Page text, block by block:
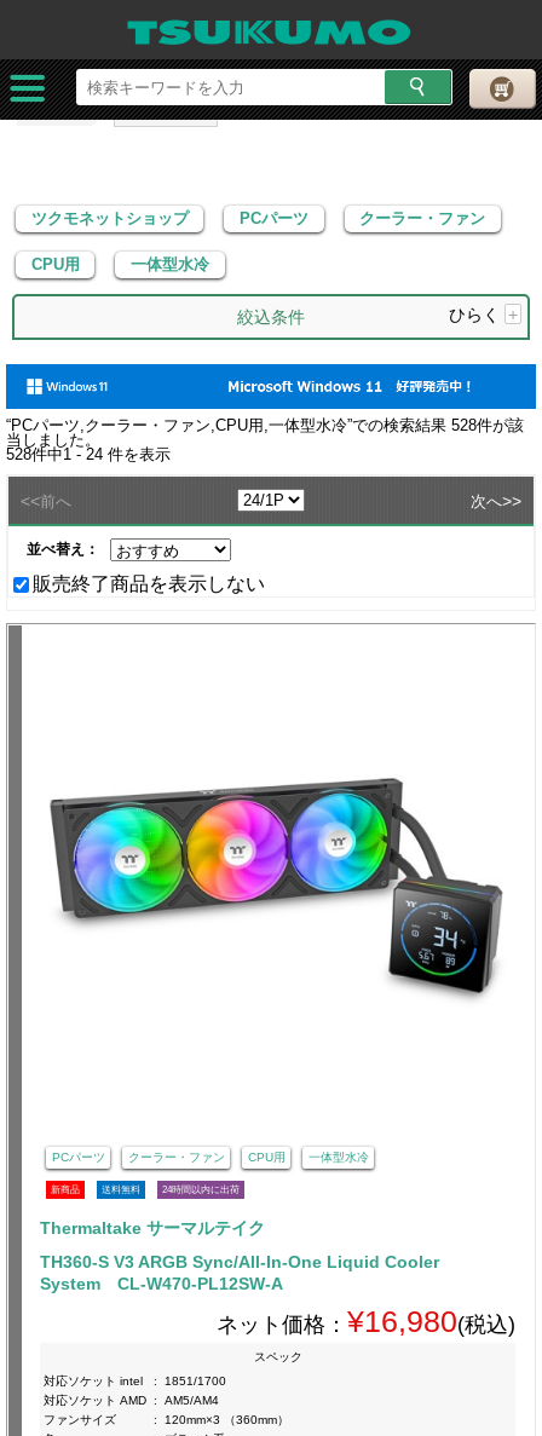
ツクモネットショップ PCパーツ
クーラー・ファン
CPU用
一体型水冷
ツクモネットショップ PCパーツ クーラー・ファン
CPU用 一体型水冷
絞込条件 ひらく +
“PCパーツ,クーラー・ファン,CPU用,一体型水冷”での検索結果 528件が該
当しました。
528件中1 - 24 件を表示
<<前へ 次へ>>
並べ替え：
販売終了商品を表示しない
PCパーツ クーラー・ファン CPU用 一体型水冷
新商品 送料無料 24時間以内に出荷
Thermaltake サーマルテイク
TH360-S V3 ARGB Sync/All-In-One Liquid Cooler
System CL-W470-PL12SW-A
ネット価格： ¥16,980(税込)
スペック
対応ソケット intel
:
1851/1700
対応ソケット AMD :
AM5/AM4
ファンサイズ
:
120mm×3 （360mm）